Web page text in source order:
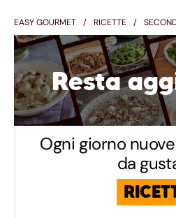
EASY GOURMET RICETTE
Resta
Ogni giorno
da